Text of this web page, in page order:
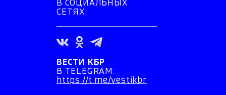
В СОЦИАЛЬНЫХ
СЕТЯХ:
ВЕСТИ КБР
В TELEGRAM:
https://t.me/vestikbr